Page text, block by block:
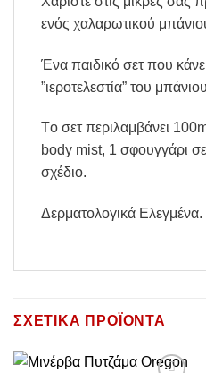
ενός χαλαρωτικού
Ένα παιδικό σετ που
”ιεροτελεστία” του
Tο σετ περιλαμβάνει
body mist, 1 σφουγγάρι
σχέδιο.
Δερματολογικά Ελεγμένα.
ΣΧΕΤΙΚΆ ΠΡΟΪΌΝΤΑ